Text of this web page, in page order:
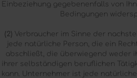
Einbeziehung gegebenenfalls von
Bedingungen
(2) Verbraucher im Sinne der
jede natürliche Person, die ein
abschließt, die überwiegend weder
ihrer selbständigen beruflichen
kann. Unternehmer ist jede